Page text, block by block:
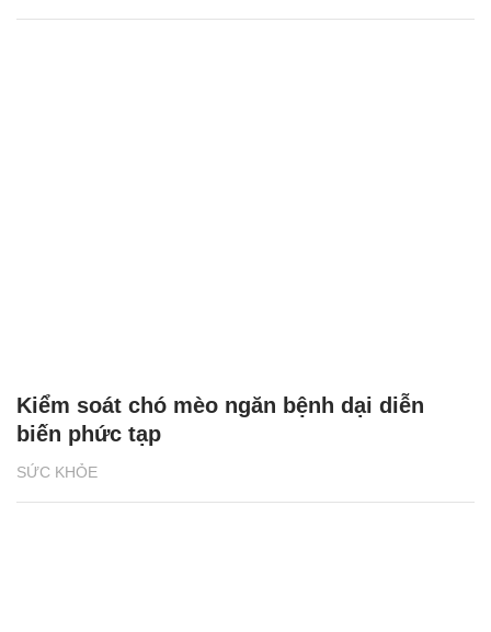
SỨC KHỎE
Kiểm soát chó mèo ngăn bệnh dại diễn
biến phức tạp